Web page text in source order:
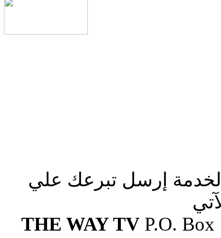
إرسل تبرعك علي
THE WAY TVP.O. Box